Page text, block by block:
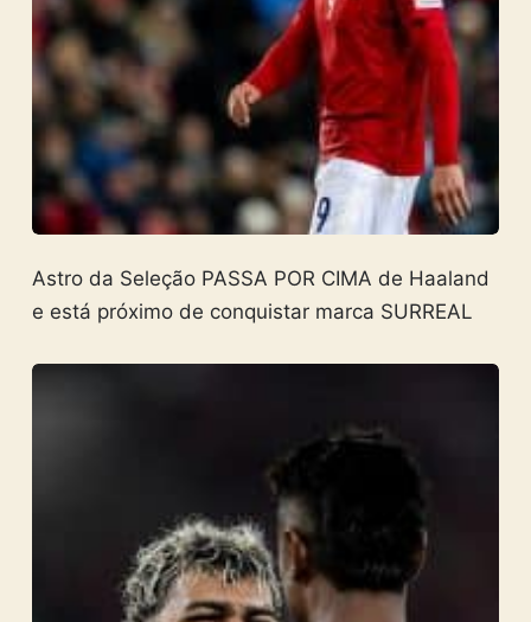
Astro da Seleção PASSA POR CIMA de Haaland
e está próximo de conquistar marca SURREAL